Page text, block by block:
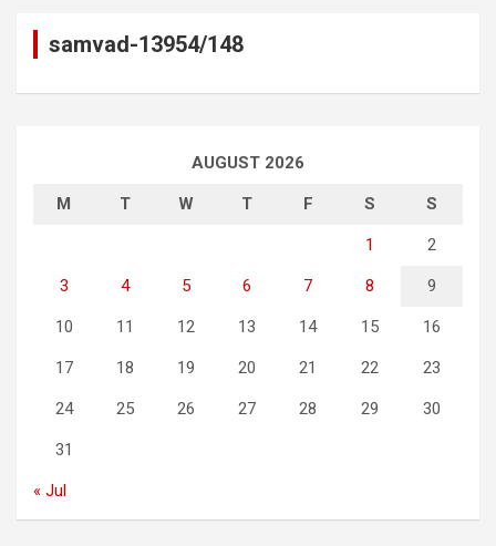
samvad-13954/148
AUGUST 2026
M T W T F S S
1 2
3 4 5 6 7 8 9
10 11 12 13 14 15 16
17 18 19 20 21 22 23
24 25 26 27 28 29 30
31
« Jul